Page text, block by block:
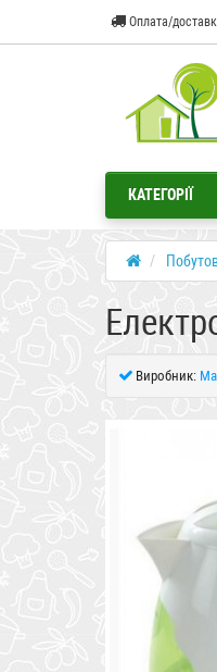
Оплата/
КАТЕГОРІЇ
Виробник: